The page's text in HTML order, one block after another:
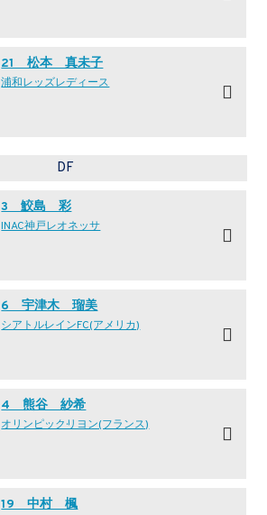
21 松本 真未子
浦和レッズレディース
DF
3 鮫島 彩
INAC神戸レオネッサ
6 宇津木 瑠美
シアトル·レインFC(アメリカ)
4 熊谷 紗希
オリンピック·リヨン(フランス)
19 中村 楓